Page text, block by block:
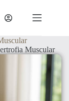
Muscular